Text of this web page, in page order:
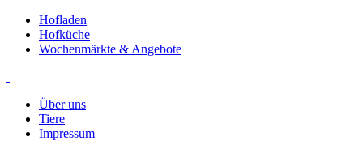
Hofladen
Hofküche
Wochenmärkte & Angebote
Über uns
Tiere
Impressum